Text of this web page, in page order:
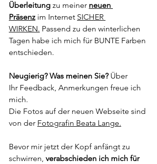
Überleitung zu meiner neuen
Präsenz im Internet SICHER
WIRKEN. Passend zu den winterlichen
Tagen habe ich mich für BUNTE Farben
entschieden.
Neugierig? Was meinen Sie? Über
Ihr Feedback, Anmerkungen freue ich
mich.
Die Fotos auf der neuen Webseite sind
von der Fotografin Beata Lange.
Bevor mir jetzt der Kopf anfängt zu
schwirren, verabschieden ich mich für